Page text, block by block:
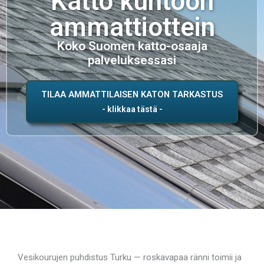
ammattiottein
Koko Suomen katto-osaaja
palveluksessasi
TILAA AMMATTILAISEN KATON TARKASTUS
Vesikourujen puhdistus Turku — roskavapaa ränni toimii ja